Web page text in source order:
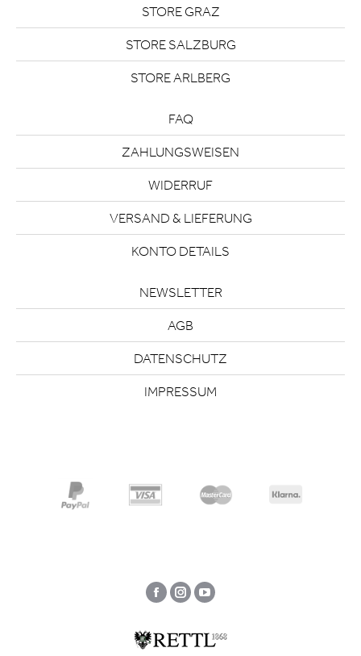
STORE GRAZ
STORE SALZBURG
STORE ARLBERG
FAQ
ZAHLUNGSWEISEN
WIDERRUF
VERSAND & LIEFERUNG
KONTO DETAILS
NEWSLETTER
AGB
DATENSCHUTZ
IMPRESSUM
Facebook
InstagramYouTube